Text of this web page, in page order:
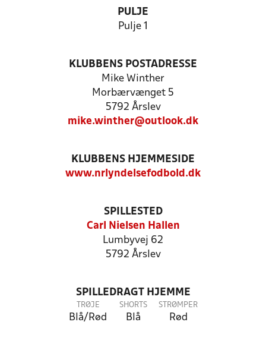
PULJE
Pulje 1
KLUBBENS POSTADRESSE
Mike Winther
Morbærvænget 5
5792 Årslev
mike.winther@outlook.dk
KLUBBENS HJEMMESIDE
www.nrlyndelsefodbold.dk
SPILLESTED
Carl Nielsen Hallen
Lumbyvej 62
5792 Årslev
SPILLEDRAGT HJEMME
TRØJE
Blå/Rød
SHORTS
Blå
STRØMPER
Rød